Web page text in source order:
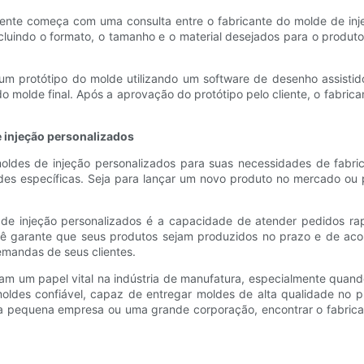
começa com uma consulta entre o fabricante do molde de
o formato, o tamanho e o material desejados para o
protótipo do molde utilizando um software de desenho
molde final. Após a aprovação do protótipo pelo cliente, o
injeção personalizados
de injeção personalizados para suas necessidades de
específicas. Seja para lançar um novo produto no mercado
injeção personalizados é a capacidade de atender pedidos
garante que seus produtos sejam produzidos no prazo e de
de seus clientes.
um papel vital na indústria de manufatura, especialmente
confiável, capaz de entregar moldes de alta qualidade no
empresa ou uma grande corporação, encontrar o